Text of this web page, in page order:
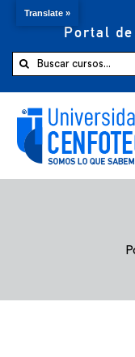
Portal
Buscar:
Comprar ahora
Translate »